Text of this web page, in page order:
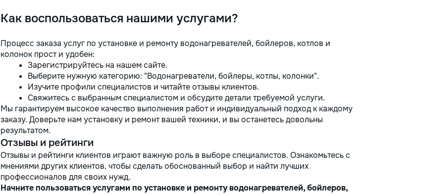
Как воспользоваться нашими услугами?
Процесс заказа услуг по установке и ремонту водонагревателей, бойлеров, котлов и
колонок прост и удобен:
Зарегистрируйтесь на нашем сайте.
Выберите нужную категорию: "Водонагреватели, бойлеры, котлы, колонки".
Изучите профили специалистов и читайте отзывы клиентов.
Свяжитесь с выбранным специалистом и обсудите детали требуемой услуги.
Мы гарантируем высокое качество выполнения работ и индивидуальный подход к каждому
заказу. Доверьте нам установку и ремонт вашей техники, и вы останетесь довольны
результатом.
Отзывы и рейтинги
Отзывы и рейтинги клиентов играют важную роль в выборе специалистов. Ознакомьтесь с
мнениями других клиентов, чтобы сделать обоснованный выбор и найти лучших
профессионалов для своих нужд.
Начните пользоваться услугами по установке и ремонту водонагревателей, бойлеров,